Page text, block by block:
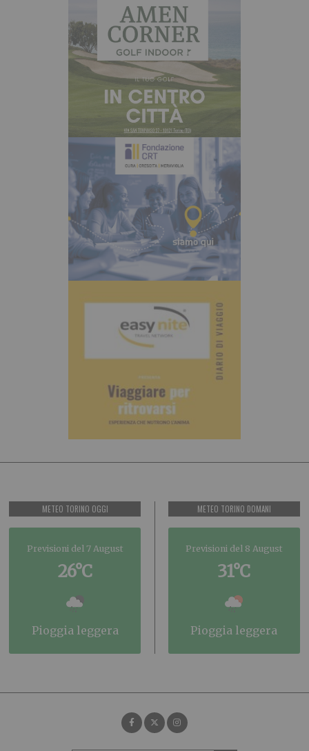
METEO TORINO OGGI
Previsioni del 7 August
26°C
pioggia leggera
METEO TORINO DOMANI
Previsioni del 8 August
31°C
pioggia leggera